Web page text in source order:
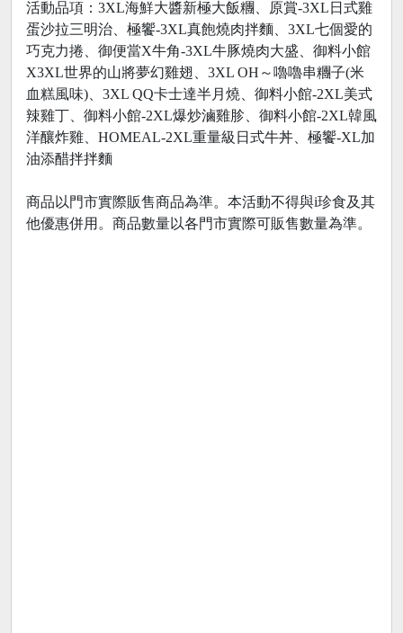
活動品項：3XL海鮮大醬新極大飯糰、原賞-3XL日式雞
蛋沙拉三明治、極饗-3XL真飽燒肉拌麵、3XL七個愛的
巧克力捲、御便當X牛角-3XL牛豚燒肉大盛、御料小館
X3XL世界的山將夢幻雞翅、3XL OH～嚕嚕串糰子(米
血糕風味)、3XL QQ卡士達半月燒、御料小館-2XL美式
辣雞丁、御料小館-2XL爆炒滷雞胗、御料小館-2XL韓風
洋釀炸雞、HOMEAL-2XL重量級日式牛丼、極饗-XL加
油添醋拌拌麵
商品以門市實際販售商品為準。本活動不得與i珍食及其
他優惠併用。商品數量以各門市實際可販售數量為準。